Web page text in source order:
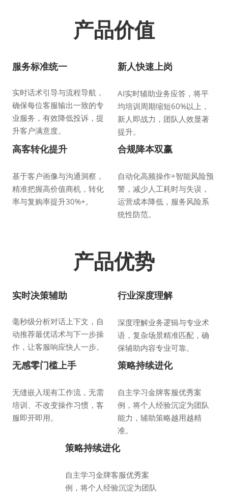
产品价值
服务标准统一
实时话术引导与流程导航，
确保每位客服输出一致的专
业服务，有效降低投诉，提
升客户满意度。
新人快速上岗
AI实时辅助业务应答，将平
均培训周期缩短60%以上，
新人即战力，团队人效显著
提升。
高客转化提升
基于客户画像与沟通洞察，
精准把握高价值商机，转化
率与复购率提升30%+。
合规降本双赢
自动化高频操作+智能风险预
警，减少人工耗时与失误，
运营成本降低，服务风险系
统性防范。
产品优势
实时决策辅助
毫秒级分析对话上下文，自
动推荐最优话术与下一步操
作，让客服响应快人一步。
行业深度理解
深度理解业务逻辑与专业术
语，复杂场景精准匹配，确
保辅助内容专业可靠。
无感零门槛上手
无缝嵌入现有工作流，无需
培训、不改变操作习惯，客
服即开即用。
策略持续进化
自主学习金牌客服优秀案
例，将个人经验沉淀为团队
能力，辅助策略越用越精
准。
策略持续进化
自主学习金牌客服优秀案
例，将个人经验沉淀为团队